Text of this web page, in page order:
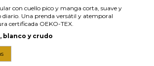
con cuello pico y manga corta, suave y
diario. Una prenda versátil y atemporal
certificada OEKO-TEX.
blanco y crudo